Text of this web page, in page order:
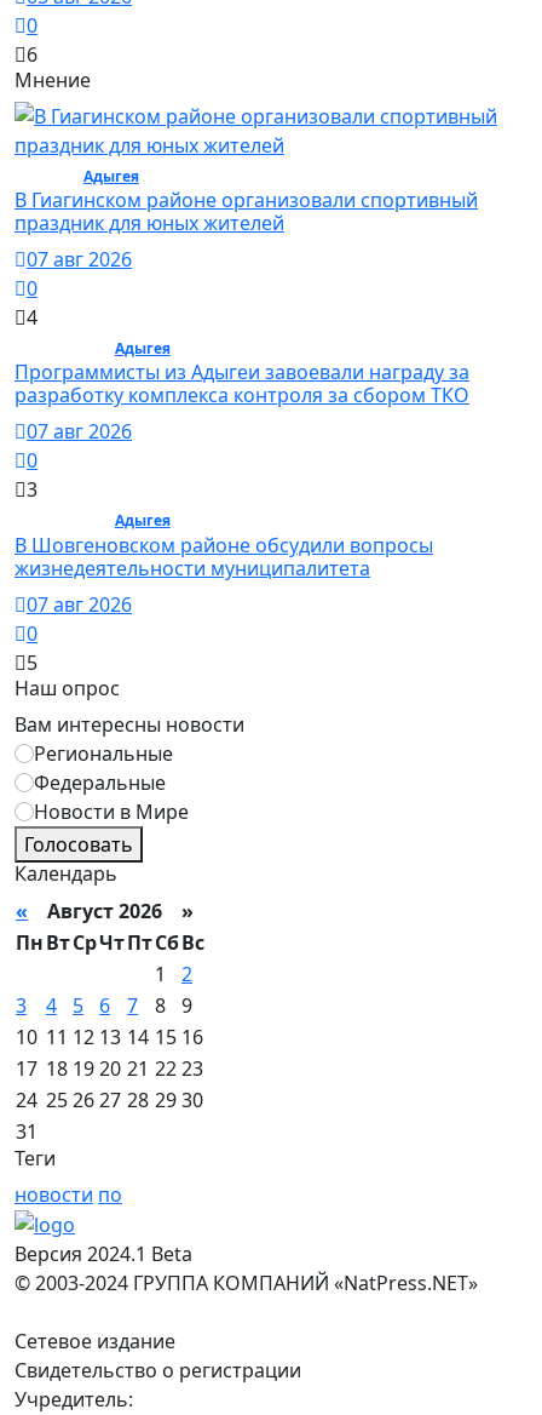
0
6
Мнение
Адыгея/ Спорт
В Гиагинском районе организовали спортивный
праздник для юных жителей
07 авг 2026
0
4
Адыгея/ Общество
Программисты из Адыгеи завоевали награду за
разработку комплекса контроля за сбором ТКО
07 авг 2026
0
3
Адыгея/ Общество
В Шовгеновском районе обсудили вопросы
жизнедеятельности муниципалитета
07 авг 2026
0
5
Наш опрос
Вам интересны новости
Региональные
Федеральные
Новости в Мире
Голосовать
Календарь
« Август 2026 »
ПнВтСрЧтПтСбВс
1
2
3
4 5 6 7 8 9
10 11 12 13 14 15 16
17 18 1920 21 2223
24 252627 28 2930
31
Теги
новости по
Версия 2024.1 Beta
© 2003-2024 ГРУППА КОМПАНИЙ «NatPress.NET»
Сетевое издание
Свидетельство о регистрации
Учредитель: